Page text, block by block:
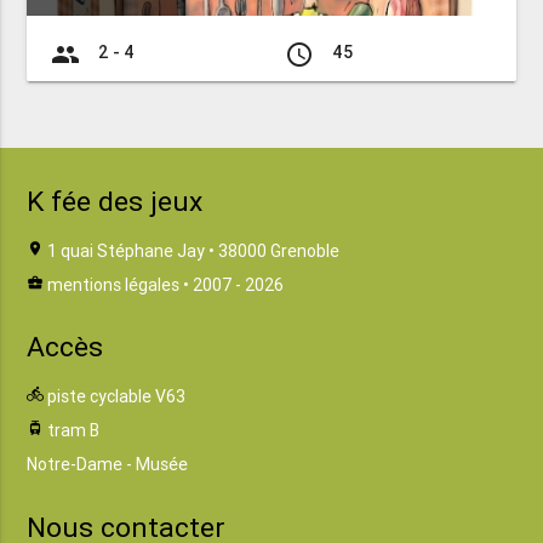
group 2 - 4 access_time 45
K fée des jeux
location_on 1 quai Stéphane Jay • 38000 Grenoble
business_center mentions légales • 2007 - 2026
Accès
directions_bike piste cyclable V63
tram tram B
Notre-Dame - Musée
Nous contacter